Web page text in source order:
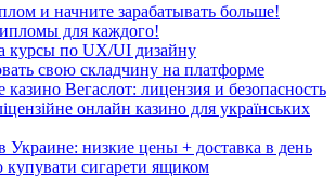
и начните зарабатывать больше!
для каждого!
курсы по UX/UI дизайну
свою складчину на платформе
Вегаслот: лицензия и безопасность
онлайн казино для українських
Украине: низкие цены + доставка в день
купувати сигарети ящиком